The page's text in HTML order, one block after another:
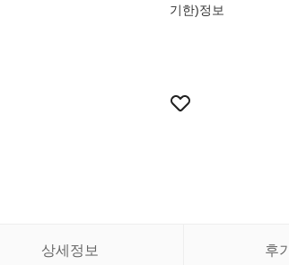
기한)정보
상세정보 후기